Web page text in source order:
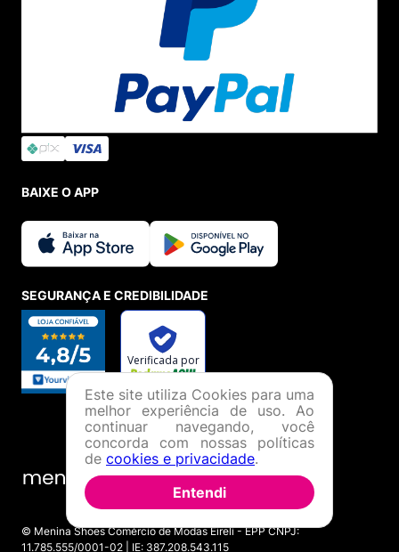
BAIXE O APP
SEGURANÇA E CREDIBILIDADE
© Menina Shoes Comércio de Modas Eireli - EPP CNPJ:
11.785.555/0001-02 | IE: 387.208.543.115
Este site utiliza Cookies para uma
melhor experiência de uso. Ao
continuar navegando, você
concorda com nossas políticas
de cookies e privacidade.
Entendi